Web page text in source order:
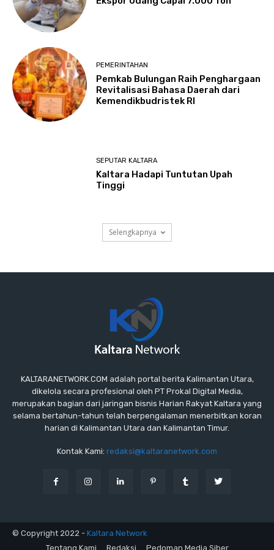
PEMERINTAHAN
Pemkab Bulungan Raih Penghargaan
Revitalisasi Bahasa Daerah dari
Kemendikbudristek RI
SEPUTAR KALTARA
Kaltara Hadapi Tuntutan Upah
Tinggi
Selengkapnya
KALTARANETWORK.COM adalah portal berita Kalimantan Utara,
dikelola secara profesional oleh PT Prokal Digital Media,
merupakan bagian dari jaringan bisnis Harian Rakyat Kaltara yang
selama bertahun-tahun telah berpengalaman menerbitkan koran
harian di Kalimantan Utara dan Kalimantan Timur.
Kontak Kami: redaksi@kaltaranetwork.com
© Copyright 2022 - Kaltara Network
Tentang Kami
Redaksi Pedoman Media Siber